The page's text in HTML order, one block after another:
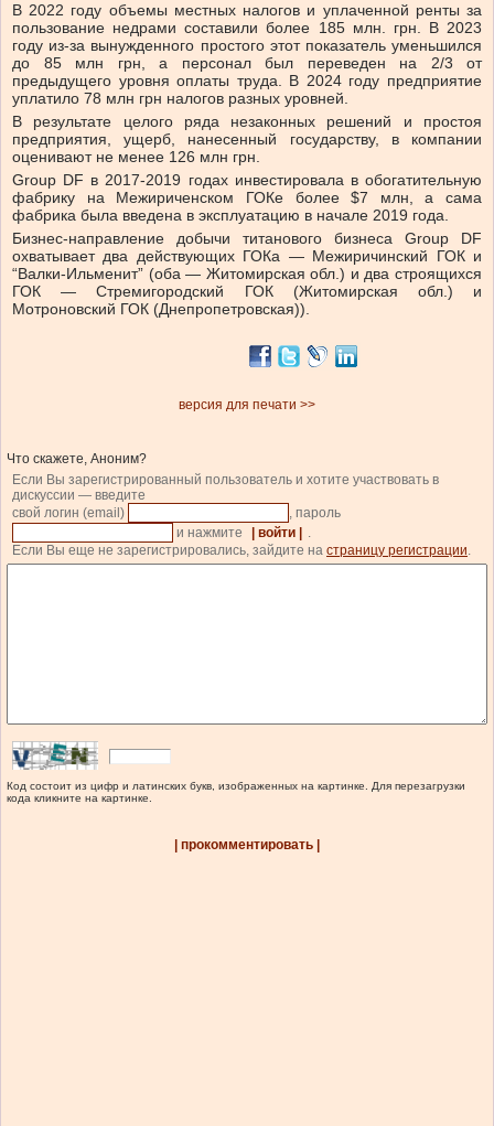
В 2022 году объемы местных налогов и уплаченной ренты за
пользование недрами составили более 185 млн. грн. В 2023
году из-за вынужденного простого этот показатель уменьшился
до 85 млн грн, а персонал был переведен на 2/3 от
предыдущего уровня оплаты труда. В 2024 году предприятие
уплатило 78 млн грн налогов разных уровней.
В результате целого ряда незаконных решений и простоя
предприятия, ущерб, нанесенный государству, в компании
оценивают не менее 126 млн грн.
Group DF в 2017-2019 годах инвестировала в обогатительную
фабрику на Межириченском ГОКе более $7 млн, а сама
фабрика была введена в эксплуатацию в начале 2019 года.
Бизнес-направление добычи титанового бизнеса Group DF
охватывает два действующих ГОКа — Межиричинский ГОК и
“Валки-Ильменит” (оба — Житомирская обл.) и два строящихся
ГОК — Стремигородский ГОК (Житомирская обл.) и
Мотроновский ГОК (Днепропетровская)).
версия для печати >>
Что скажете, Аноним?
Если Вы зарегистрированный пользователь и хотите участвовать в
дискуссии — введите
свой логин (email)
, пароль
и нажмите
| войти |
.
Если Вы еще не зарегистрировались, зайдите на страницу регистрации.
Код состоит из цифр и латинских букв, изображенных на картинке. Для перезагрузки
кода кликните на картинке.
| прокомментировать |